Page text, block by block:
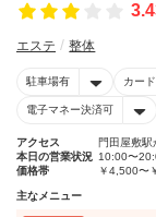
エステ 整体
駐車場有 カー
電子マネー決済可
アクセス
門田屋敷
本日の営業状況 10:00〜
価格帯
￥4,500〜
主なメニュー